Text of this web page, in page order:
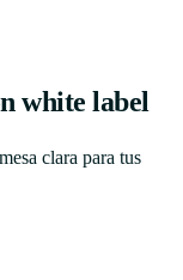
white label
clara para tus